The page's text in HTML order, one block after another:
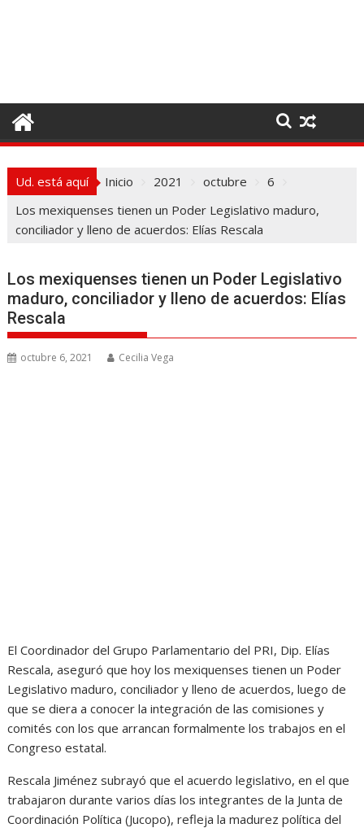
o
t
Ud. está aquí Inicio 2021 octubre
6
Los mexiquenses tienen un Poder Legislativo maduro,
conciliador y lleno de acuerdos: Elías Rescala
Los mexiquenses tienen un Poder Legislativo
maduro, conciliador y lleno de acuerdos: Elías
Rescala
octubre 6, 2021 Cecilia Vega
El Coordinador del Grupo Parlamentario del PRI, Dip. Elías
Rescala, aseguró que hoy los mexiquenses tienen un Poder
Legislativo maduro, conciliador y lleno de acuerdos, luego de
que se diera a conocer la integración de las comisiones y
comités con los que arrancan formalmente los trabajos en el
Congreso estatal.
Rescala Jiménez subrayó que el acuerdo legislativo, en el que
trabajaron durante varios días los integrantes de la Junta de
Coordinación Política (Jucopo), refleja la madurez política del